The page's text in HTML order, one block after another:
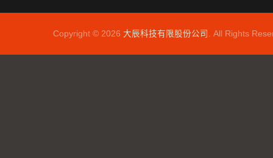
Copyright © 2026 大辰科技有限股份公司 . All Rights